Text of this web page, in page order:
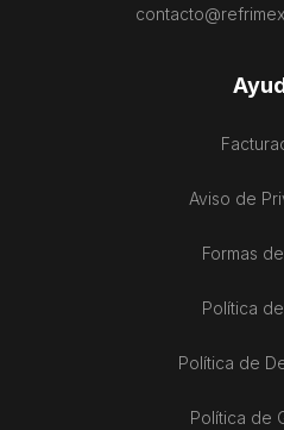
Aviso de
Formas
Política
Política de
Política de